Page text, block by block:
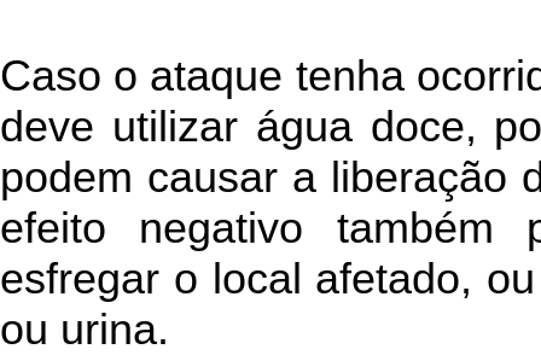
Caso o ataque tenha
deve utilizar água doce,
podem causar a liberação
efeito negativo
esfregar o local afetado,
ou urina.